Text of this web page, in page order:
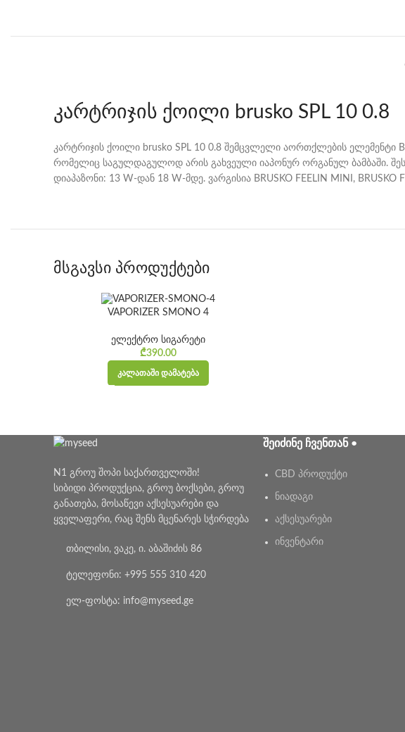
კარტრიჯის ქოილი brusko SPL 10 0.8
კარტრიჯის ქოილი brusko SPL 10 0.8 შემცვლელი აორთქლების ელემენტი
რომელიც საგულდაგულოდ არის გახვეული იაპონურ ორგანულ ბამბაში.
დიაპაზონი: 13 W-დან 18 W-მდე. ვარგისია BRUSKO FEELIN MINI,
მსგავსი პროდუქტები
VAPORIZER SMONO 4
ელექტრო სიგარეტი
₾390.00
ᲙᲐᲚᲐᲗᲐᲨᲘ ᲓᲐᲛᲐᲢᲔᲑᲐ
N1 გროუ შოპი საქართველოში!
სიბიდი პროდუქცია, გროუ ბოქსები, გროუ
განათება, მოსაწევი აქსესუარები და
ყველაფერი, რაც შენს მცენარეს სჭირდება
თბილისი, ვაკე, ი. აბაშიძის 86
ტელეფონი: +995 555 310 420
ელ-ფოსტა: info@myseed.ge
ᲨᲔᲘᲫᲘᲜᲔ ᲩᲕᲔᲜᲗᲐᲜ •
CBD პროდუქტი
ნიადაგი
აქსესუარები
ინვენტარი